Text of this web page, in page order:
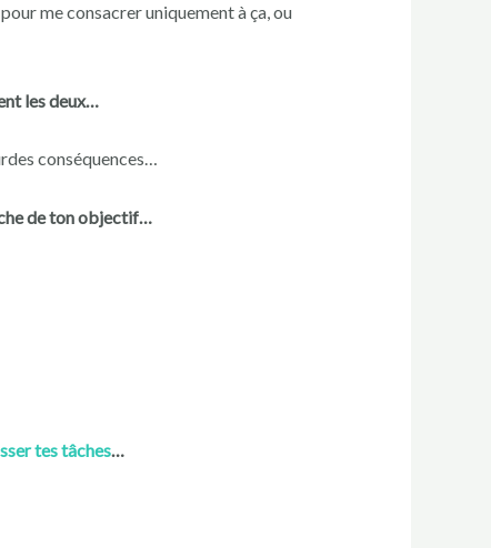
me consacrer uniquement à ça, ou
les deux…
conséquences…
de ton objectif…
tes tâches…